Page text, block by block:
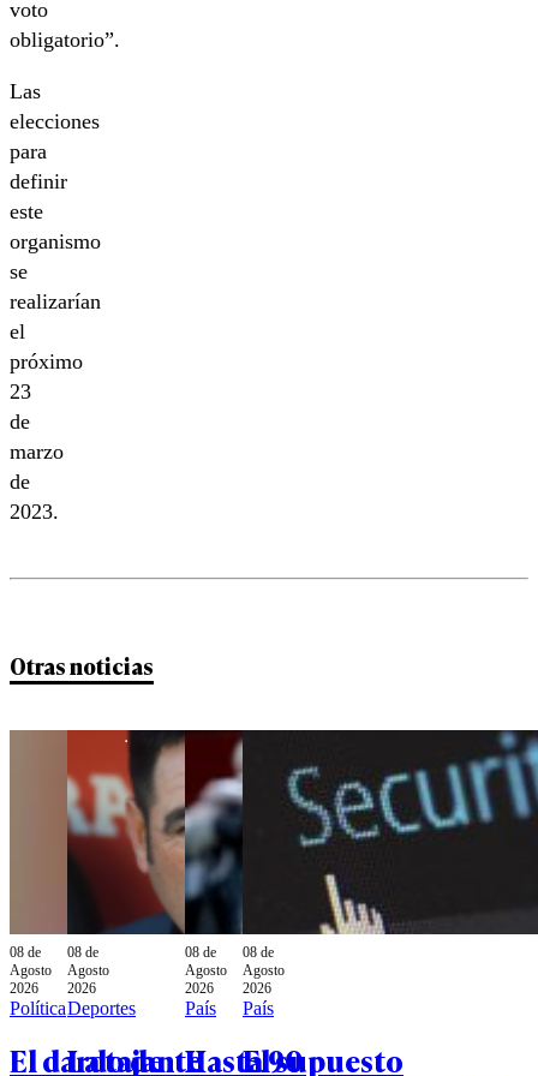
voto
obligatorio”.
Las
elecciones
para
definir
este
organismo
se
realizarían
el
próximo
23
de
marzo
de
2023.
Otras noticias
08 de
Agosto
2026
Política
El dardo de
08 de
Agosto
2026
Deportes
La tajante
08 de
Agosto
2026
País
Hasta 90
08 de
Agosto
2026
País
El supuesto